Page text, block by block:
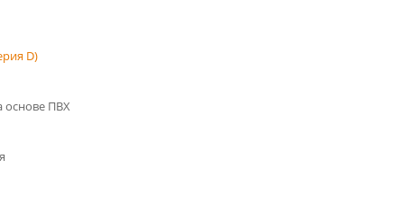
D)
основе ПВХ